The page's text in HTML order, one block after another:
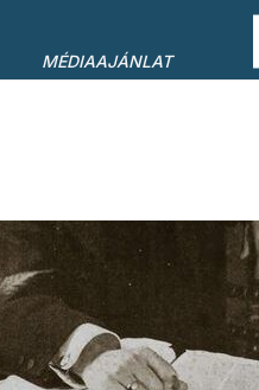
MÉDIAAJÁNLAT